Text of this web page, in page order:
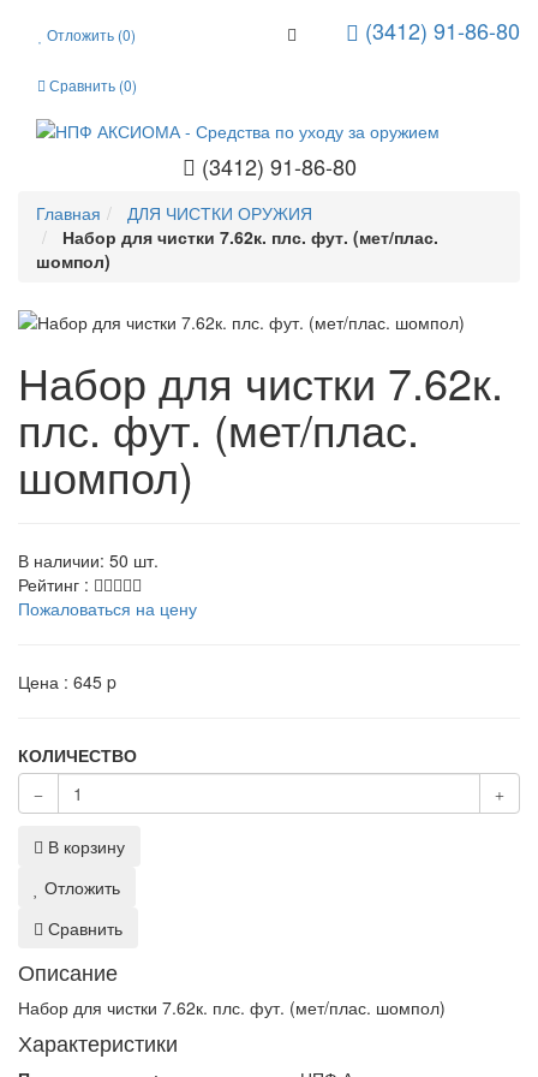
Отложить (0)
Сравнить (0)
(3412) 91-86-80
(3412) 91-86-80
Toggle Navigation
Главная
ДЛЯ ЧИСТКИ ОРУЖИЯ
Набор для чистки 7.62к. плс. фут. (мет/плас.
шомпол)
Набор для чистки 7.62к.
плс. фут. (мет/плас.
шомпол)
В наличии: 50 шт.
Рейтинг :
Пожаловаться на цену
Цена : 645 p
КОЛИЧЕСТВО
В корзину
Отложить
Сравнить
Описание
Набор для чистки 7.62к. плс. фут. (мет/плас. шомпол)
Характеристики